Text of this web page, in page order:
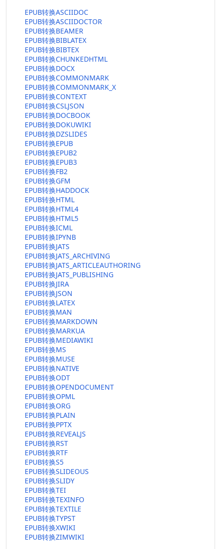
EPUB转换ASCIIDOC
EPUB转换ASCIIDOCTOR
EPUB转换BEAMER
EPUB转换BIBLATEX
EPUB转换BIBTEX
EPUB转换CHUNKEDHTML
EPUB转换DOCX
EPUB转换COMMONMARK
EPUB转换COMMONMARK_X
EPUB转换CONTEXT
EPUB转换CSLJSON
EPUB转换DOCBOOK
EPUB转换DOKUWIKI
EPUB转换DZSLIDES
EPUB转换EPUB
EPUB转换EPUB2
EPUB转换EPUB3
EPUB转换FB2
EPUB转换GFM
EPUB转换HADDOCK
EPUB转换HTML
EPUB转换HTML4
EPUB转换HTML5
EPUB转换ICML
EPUB转换IPYNB
EPUB转换JATS
EPUB转换JATS_ARCHIVING
EPUB转换JATS_ARTICLEAUTHORING
EPUB转换JATS_PUBLISHING
EPUB转换JIRA
EPUB转换JSON
EPUB转换LATEX
EPUB转换MAN
EPUB转换MARKDOWN
EPUB转换MARKUA
EPUB转换MEDIAWIKI
EPUB转换MS
EPUB转换MUSE
EPUB转换NATIVE
EPUB转换ODT
EPUB转换OPENDOCUMENT
EPUB转换OPML
EPUB转换ORG
EPUB转换PLAIN
EPUB转换PPTX
EPUB转换REVEALJS
EPUB转换RST
EPUB转换RTF
EPUB转换S5
EPUB转换SLIDEOUS
EPUB转换SLIDY
EPUB转换TEI
EPUB转换TEXINFO
EPUB转换TEXTILE
EPUB转换TYPST
EPUB转换XWIKI
EPUB转换ZIMWIKI